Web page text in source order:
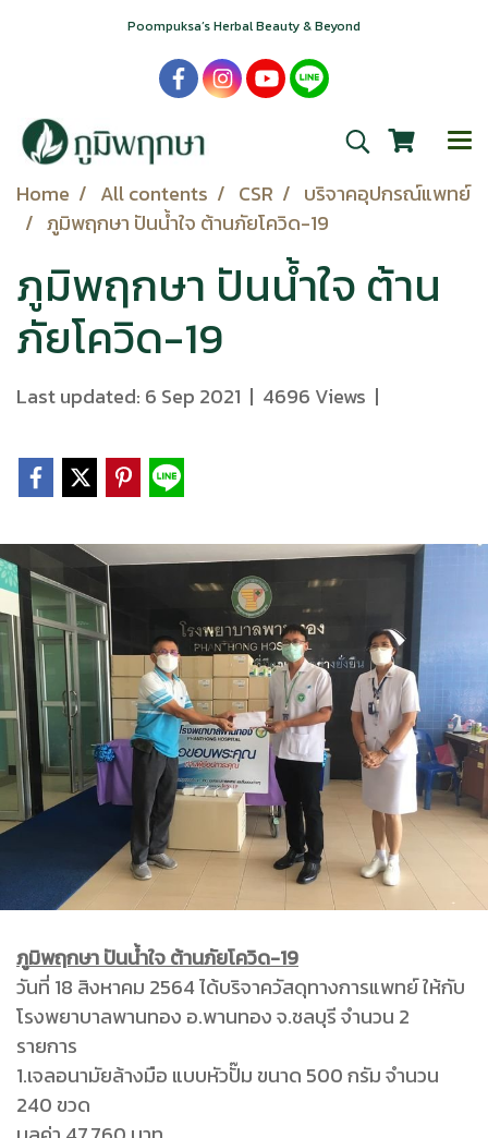
Poompuksa’s Herbal Beauty & Beyond
Home All contents CSR
บริจาคอุปกรณ์แพทย์
ภูมิพฤกษา ปันน้ำใจ ต้านภัยโควิด-19
ภูมิพฤกษา ปันน้ำใจ ต้าน
ภัยโควิด-19
Last updated: 6 Sep 2021 | 4696 Views |
ภูมิพฤกษา ปันน้ำใจ ต้านภัยโควิด-19
วันที่ 18 สิงหาคม 2564 ได้บริจาควัสดุทางการแพทย์ ให้กับ
โรงพยาบาลพานทอง อ.พานทอง จ.ชลบุรี จำนวน 2
รายการ
1.เจลอนามัยล้างมือ แบบหัวปั๊ม ขนาด 500 กรัม จำนวน
240 ขวด